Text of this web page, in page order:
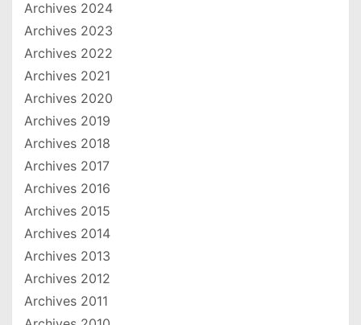
Archives 2024
Archives 2023
Archives 2022
Archives 2021
Archives 2020
Archives 2019
Archives 2018
Archives 2017
Archives 2016
Archives 2015
Archives 2014
Archives 2013
Archives 2012
Archives 2011